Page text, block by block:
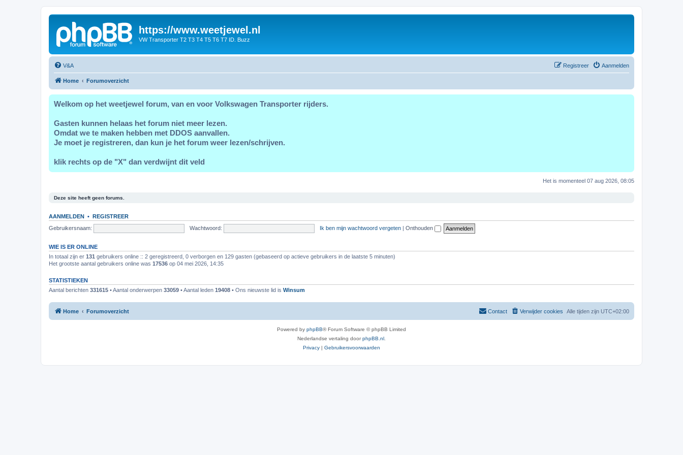
https://www.weetjewel.nl
VW Transporter T2 T3 T4 T5 T6 T7 ID. Buzz
V&A Aanmelden
Registreer
Home Forumoverzicht
Welkom op het weetjewel forum, van en voor Volkswagen Transporter rijders.
Gasten kunnen helaas het forum niet meer lezen.
Omdat we te maken hebben met DDOS aanvallen.
Je moet je registreren, dan kun je het forum weer lezen/schrijven.
klik rechts op de "X" dan verdwijnt dit veld
Het is momenteel 07 aug 2026, 08:05
Deze site heeft geen forums.
AANMELDEN • REGISTREER
Gebruikersnaam:
Wachtwoord: Ik ben mijn wachtwoord vergeten | Onthouden
WIE IS ER ONLINE
In totaal zijn er 131 gebruikers online :: 2 geregistreerd, 0 verborgen en 129 gasten (gebaseerd op actieve gebruikers in de laatste 5 minuten)
Het grootste aantal gebruikers online was 17536 op 04 mei 2026, 14:35
STATISTIEKEN
Aantal berichten 331615 • Aantal onderwerpen 33059 • Aantal leden 19408 • Ons nieuwste lid is Winsum
Home Forumoverzicht Alle tijden zijn UTC+02:00
Verwijder cookies
Contact
Powered by phpBB® Forum Software © phpBB Limited
Nederlandse vertaling doorphpBB.nl
Privacy | Gebruikersvoorwaarden